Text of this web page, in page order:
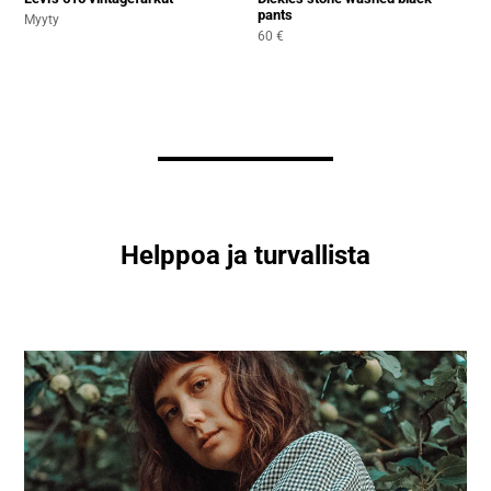
Normaali
Myyty
pants
Normaali
60 €
Helppoa ja turvallista